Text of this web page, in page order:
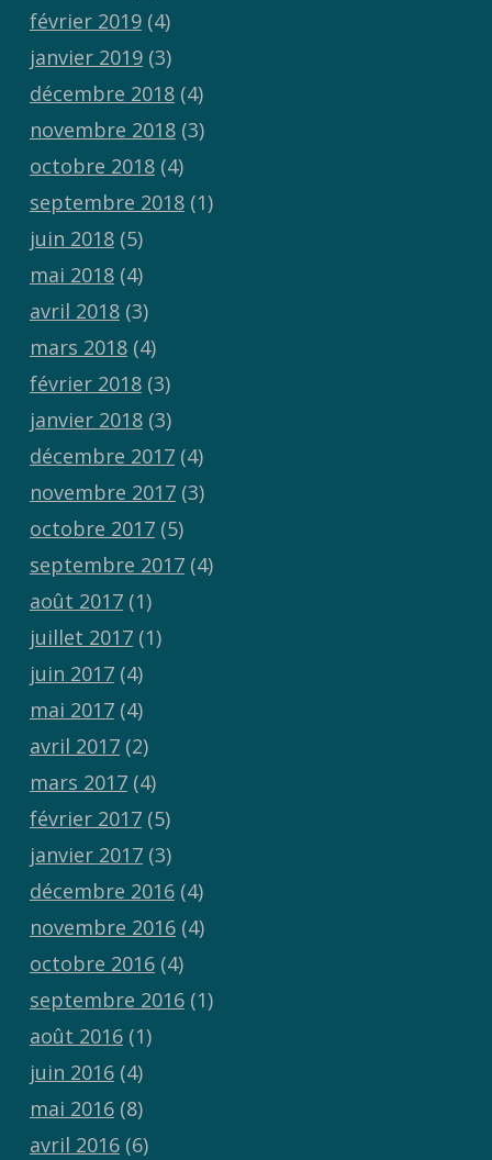
février 2019(4)
janvier 2019(3)
décembre 2018(4)
novembre 2018(3)
octobre 2018(4)
septembre 2018(1)
juin 2018(5)
mai 2018(4)
avril 2018(3)
mars 2018(4)
février 2018(3)
janvier 2018(3)
décembre 2017(4)
novembre 2017(3)
octobre 2017(5)
septembre 2017(4)
août 2017(1)
juillet 2017(1)
juin 2017(4)
mai 2017(4)
avril 2017(2)
mars 2017(4)
février 2017(5)
janvier 2017(3)
décembre 2016(4)
novembre 2016(4)
octobre 2016(4)
septembre 2016(1)
août 2016(1)
juin 2016(4)
mai 2016(8)
avril 2016(6)